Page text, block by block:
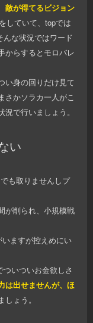
敵が得てるビジョン
していて、topでは
な状況ではワード
からするとモロバレ
い身の回りだけ見て
さかソラカ一人がこ
で行いましょう。
い
も取りませんしプ
が削られ、小規模戦
ますが控えめにい
いついお金欲しさ
は出せませんが、ほ
しょう。